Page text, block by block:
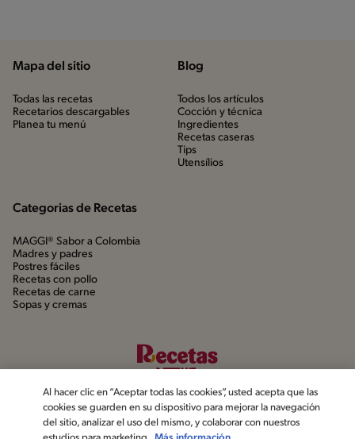
Mapa del sitio
Todas las recetas
Recetarios descargables
Planea tu menú
Blog
Todos los artículos
Cocción y técnica
Ingredientes
Recetas caseras
Tips
Utensílios
Categorias de Recetas
MAGGI® Sabor a Colombia
Madres y padres
Postres fáciles
Recetas con pollo
Recetas de carne
Sopas y cremas
Al hacer clic en “Aceptar todas las cookies”, usted acepta que las
cookies se guarden en su dispositivo para mejorar la navegación
del sitio, analizar el uso del mismo, y colaborar con nuestros